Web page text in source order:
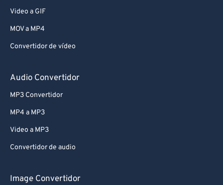
Video a GIF
MOV a MP4
Convertidor de vídeo
Audio Convertidor
MP3 Convertidor
MP4 a MP3
Video a MP3
Convertidor de audio
Image Convertidor